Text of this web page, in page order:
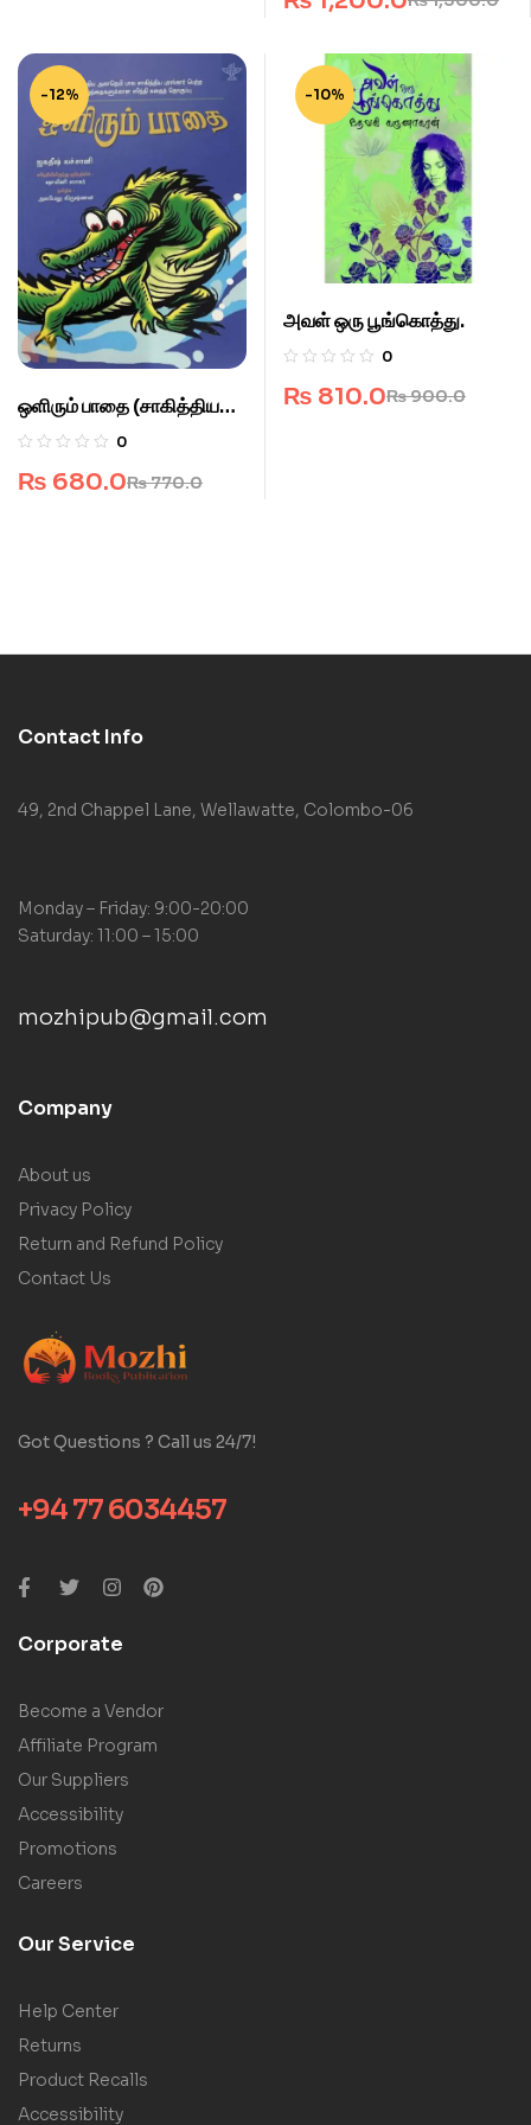
-12%
ஒளிரும் பாதை (சாகித்திய
அகாடெமி)
0
₨770.0
₨ 680.0
-10%
அவள் ஒரு பூங்கொத்து.
0
₨900.0
₨ 810.0
Contact Info
49, 2nd Chappel Lane, Wellawatte, Colombo-06
Monday – Friday: 9:00-20:00
Saturday: 11:00 – 15:00
mozhipub@gmail.com
Company
About us
Privacy Policy
Return and Refund Policy
Contact Us
Got Questions ? Call us 24/7!
+94 77 6034457
Corporate
Become a Vendor
Affiliate Program
Our Suppliers
Accessibility
Promotions
Careers
Our Service
Help Center
Returns
Product Recalls
Accessibility